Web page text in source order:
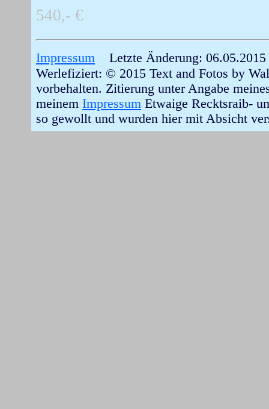
540,- €
Impressum Letzte Änderung: 06.05.2015
Werlefiziert: © 2015 Text and Fotos by
vorbehalten. Zitierung unter Angabe
meinem Impressum Etwaige Recktsraib-
so gewollt und wurden hier mit Absicht